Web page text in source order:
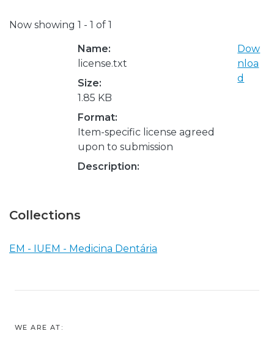
Now showing 1 - 1 of 1
Name:
license.txt
Size:
1.85 KB
Format:
Item-specific license agreed
upon to submission
Description:
Dow
nloa
d
Collections
EM - IUEM - Medicina Dentária
WE ARE AT: